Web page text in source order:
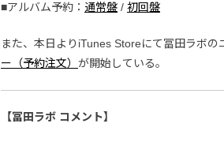
■アルバム予約： 通常盤 / 初回盤
また、本日よりiTunes Storeにて冨田ラボの
ー（予約注文） が開始している。
【冨田ラボ コメント】